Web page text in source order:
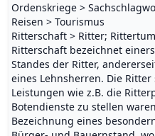
Ordenskriege >
Reisen > Tourismus
Ritterschaft > Ritter;
Ritterschaft bezeichnet
Standes der Ritter,
eines Lehnsherren. Die
Leistungen wie z.B. die
Botendienste zu stellen
Bezeichnung eines